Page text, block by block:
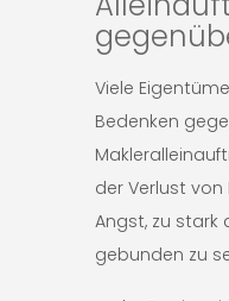
Viele
Bedenken
der Verlust
Angst, zu stark
gebunden zu